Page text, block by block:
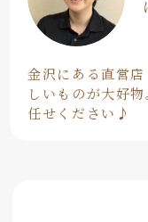
金沢にある直営
しいものが大好
任せください♪